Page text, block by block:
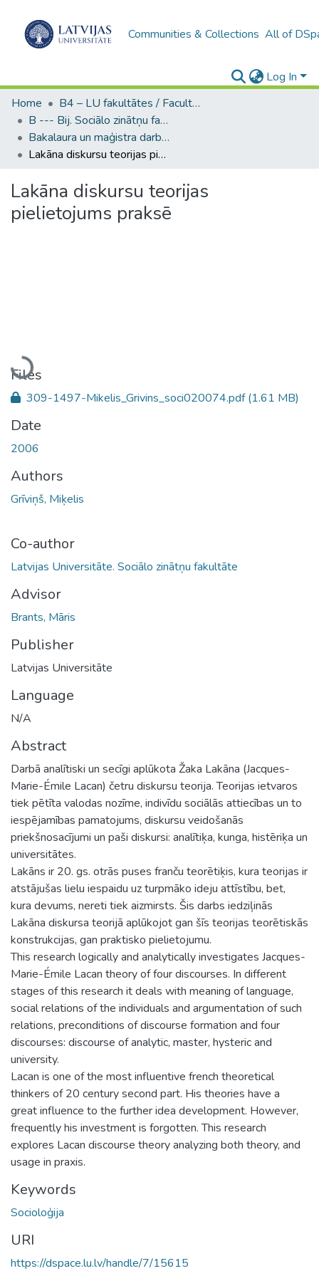
Communities & Collections All of
Log In
Home
B4 – LU fakultātes / Faculties of the UL
B --- Bij. Sociālo zinātņu fakultātes noslēguma darbi / Faculty of Social Sciences - Graduate works
Bakalaura un maģistra darbi (SZF) / Bachelor's and Master's theses
Lakāna diskursu teorijas pielietojums praksē
Lakāna diskursu teorijas
pielietojums praksē
Loading...
Files
309-1497-Mikelis_Grivins_soci020074.pdf(1.61 MB)
Date
2006
Authors
Grīviņš, Miķelis
Co-author
Latvijas Universitāte. Sociālo zinātņu fakultāte
Advisor
Brants, Māris
Publisher
Latvijas Universitāte
Language
N/A
Abstract
Darbā analītiski un secīgi aplūkota Žaka Lakāna (Jacques-
Marie-Émile Lacan) četru diskursu teorija. Teorijas ietvaros
tiek pētīta valodas nozīme, indivīdu sociālās attiecības un to
iespējamības pamatojums, diskursu veidošanās
priekšnosacījumi un paši diskursi: analītiķa, kunga, histēriķa un
universitātes.
Lakāns ir 20. gs. otrās puses franču teorētiķis, kura teorijas ir
atstājušas lielu iespaidu uz turpmāko ideju attīstību, bet,
kura devums, nereti tiek aizmirsts. Šis darbs iedziļinās
Lakāna diskursa teorijā aplūkojot gan šīs teorijas teorētiskās
konstrukcijas, gan praktisko pielietojumu.
This research logically and analytically investigates Jacques-
Marie-Émile Lacan theory of four discourses. In different
stages of this research it deals with meaning of language,
social relations of the individuals and argumentation of such
relations, preconditions of discourse formation and four
discourses: discourse of analytic, master, hysteric and
university.
Lacan is one of the most influentive french theoretical
thinkers of 20 century second part. His theories have a
great influence to the further idea development. However,
frequently his investment is forgotten. This research
explores Lacan discourse theory analyzing both theory, and
usage in praxis.
Keywords
Socioloģija
URI
https://dspace.lu.lv/handle/7/15615